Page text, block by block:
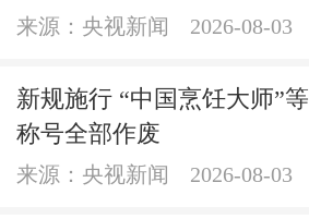
来源：央视新闻 2026-08-03
新规施行 “中国烹饪大师”等
称号全部作废
来源：央视新闻 2026-08-03